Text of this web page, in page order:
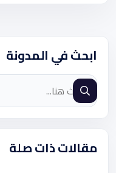
ابحث في المدونة
مقالات ذات صلة